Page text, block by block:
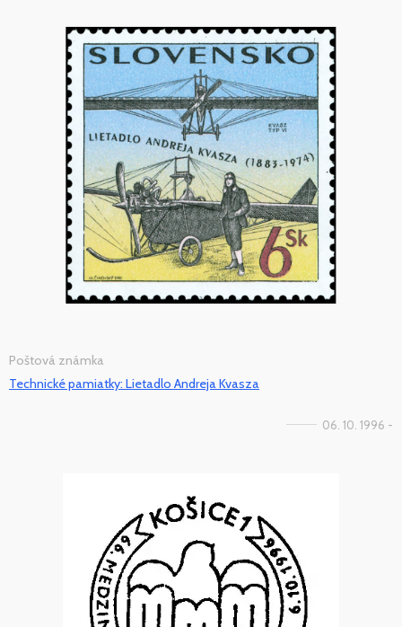
Poštová známka
Technické pamiatky: Lietadlo Andreja Kvasza
06. 10. 1996 -